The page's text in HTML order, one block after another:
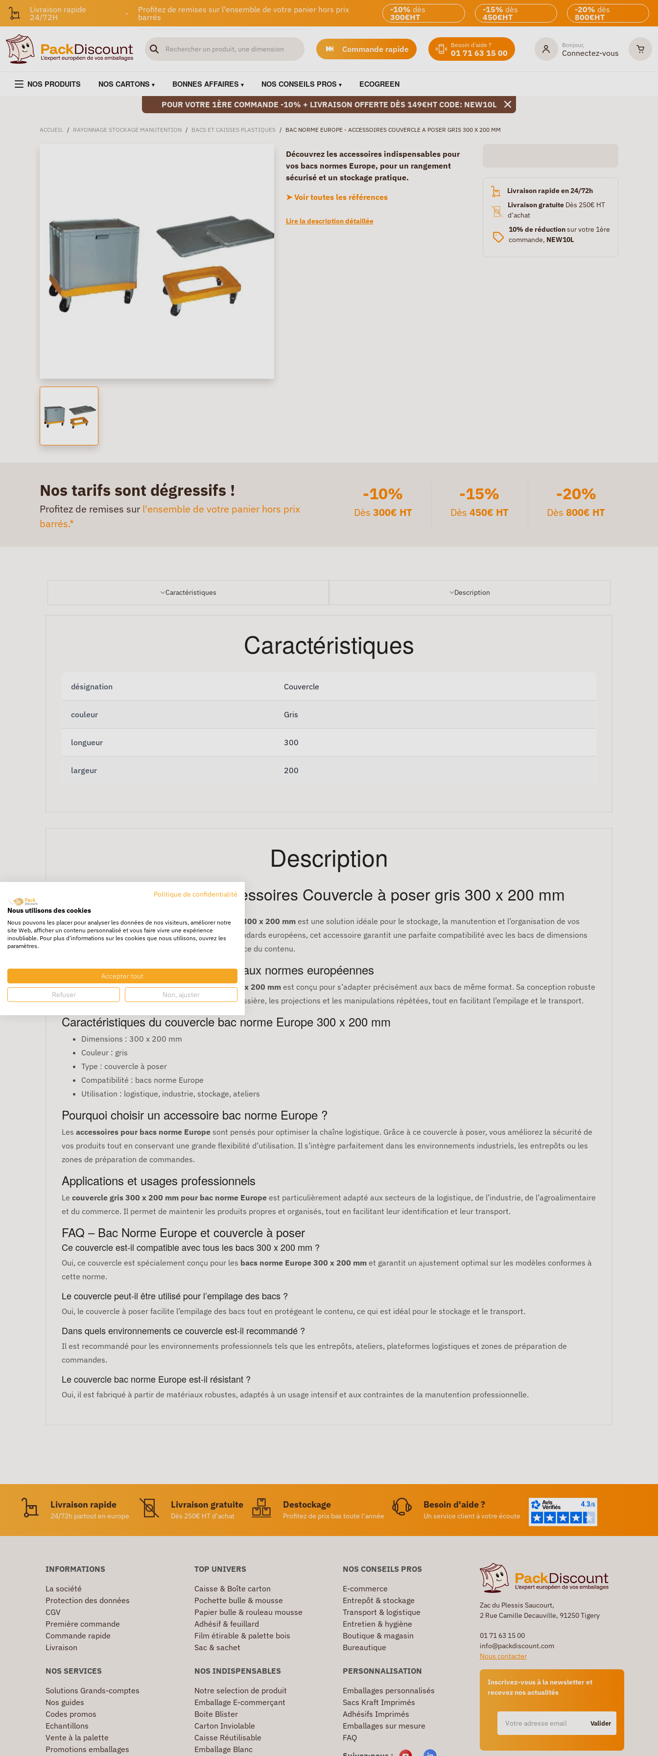
Livraison rapide
24/72H
-
Profitez de remises sur l'ensemble de votre panier hors prix
barrés
-10% dès
300€HT
-15% dès
450€HT
-20% dès
800€HT
Commande rapide Besoin d'aide ?
01 71 63 15 00
Bonjour,
Connectez-vous
NOS PRODUITS NOS CARTONS BONNES AFFAIRES NOS CONSEILS PROS ECOGREEN
POUR VOTRE 1ÈRE COMMANDE -10% + LIVRAISON OFFERTE DÈS 149€HT CODE: NEW10L
ACCUEIL / RAYONNAGE STOCKAGE MANUTENTION / BACS ET CAISSES PLASTIQUES / BAC NORME EUROPE - ACCESSOIRES COUVERCLE A POSER GRIS 300 X 200 MM
Découvrez les accessoires indispensables pour
vos bacs normes Europe, pour un rangement
sécurisé et un stockage pratique.
➤ Voir toutes les références
Lire la description détaillée
Livraison rapide en 24/72h
Livraison gratuiteDès 250€ HT
d’achat
10% de réductionsur votre 1ère
commande, NEW10L
Nos tarifs sont dégressifs !
Profitez de remises sur l'ensemble de votre panier hors prix
barrés.*
-10%
Dès 300€ HT
-15%
Dès 450€ HT
-20%
Dès800€ HT
Caractéristiques Description
Caractéristiques
désignation Couvercle
couleur Gris
longueur 300
largeur 200
Description
Bac Norme Europe – Accessoires Couvercle à poser gris 300 x 200 mm
Lebac norme Europe avec couvercle à poser gris 300 x 200 mm est une solution idéale pour le stockage, la manutention et l’organisation de vos
produits en milieu professionnel. Conforme aux standards européens, cet accessoire garantit une parfaite compatibilité avec les bacs de dimensions
normalisées, tout en assurant une protection efficace du contenu.
Un couvercle pratique et conforme aux normes européennes
Cecouvercle à poser pour bac norme Europe 300 x 200 mm est conçu pour s’adapter précisément aux bacs de même format. Sa conception robuste
permet de protéger les marchandises contre la poussière, les projections et les manipulations répétées, tout en facilitant l’empilage et le transport.
Caractéristiques du couvercle bac norme Europe 300 x 200 mm
Dimensions : 300 x 200 mm
Couleur : gris
Type : couvercle à poser
Compatibilité : bacs norme Europe
Utilisation : logistique, industrie, stockage, ateliers
Pourquoi choisir un accessoire bac norme Europe ?
Les accessoires pour bacs norme Europe sont pensés pour optimiser la chaîne logistique. Grâce à ce couvercle à poser, vous améliorez la sécurité de
vos produits tout en conservant une grande flexibilité d’utilisation. Il s’intègre parfaitement dans les environnements industriels, les entrepôts ou les
zones de préparation de commandes.
Applications et usages professionnels
Le couvercle gris 300 x 200 mm pour bac norme Europe est particulièrement adapté aux secteurs de la logistique, de l’industrie, de l’agroalimentaire
et du commerce. Il permet de maintenir les produits propres et organisés, tout en facilitant leur identification et leur transport.
FAQ – Bac Norme Europe et couvercle à poser
Ce couvercle est-il compatible avec tous les bacs 300 x 200 mm ?
Oui, ce couvercle est spécialement conçu pour les bacs norme Europe 300 x 200 mm et garantit un ajustement optimal sur les modèles conformes à
cette norme.
Le couvercle peut-il être utilisé pour l’empilage des bacs ?
Oui, le couvercle à poser facilite l’empilage des bacs tout en protégeant le contenu, ce qui est idéal pour le stockage et le transport.
Dans quels environnements ce couvercle est-il recommandé ?
Il est recommandé pour les environnements professionnels tels que les entrepôts, ateliers, plateformes logistiques et zones de préparation de
commandes.
Le couvercle bac norme Europe est-il résistant ?
Oui, il est fabriqué à partir de matériaux robustes, adaptés à un usage intensif et aux contraintes de la manutention professionnelle.
Livraison rapide
24/72h partout en europe
Livraison gratuite
Dès 250€ HT d’achat
Destockage
Profitez de prix bas toute l’année
Besoin d'aide ?
Un service client à votre écoute
Zac du Plessis Saucourt,
2 Rue Camille Decauville, 91250 Tigery
01 71 63 15 00
info@packdiscount.com
Nous contacter
Inscrivez-vous à la newsletter et
recevez nos actualités
Valider
INFORMATIONS
La société
Protection des données
CGV
Première commande
Commande rapide
Livraison
TOP UNIVERS
Caisse & Boîte carton
Pochette bulle & mousse
Papier bulle & rouleau mousse
Adhésif & feuillard
Film étirable & palette bois
Sac & sachet
NOS CONSEILS PROS
E-commerce
Entrepôt & stockage
Transport & logistique
Entretien & hygiène
Boutique & magasin
Bureautique
NOS SERVICES
Solutions Grands-comptes
Nos guides
Codes promos
Echantillons
Vente à la palette
Promotions emballages
NOS INDISPENSABLES
Notre selection de produit
Emballage E-commerçant
Boite Blister
Carton Inviolable
Caisse Réutilisable
Emballage Blanc
PERSONNALISATION
Emballages personnalisés
Sacs Kraft Imprimés
Adhésifs Imprimés
Emballages sur mesure
FAQ
Politique de confidentialité
Nous utilisons des cookies
Nous pouvons les placer pour analyser les données de nos visiteurs, améliorer notre
site Web, afficher un contenu personnalisé et vous faire vivre une expérience
inoubliable. Pour plus d'informations sur les cookies que nous utilisons, ouvrez les
paramètres.
Accepter tout
Refuser Non, ajuster